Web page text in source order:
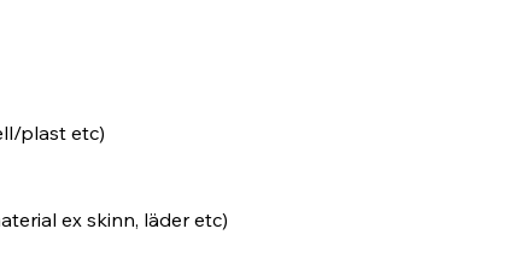
plast etc)
ex skinn, läder etc)